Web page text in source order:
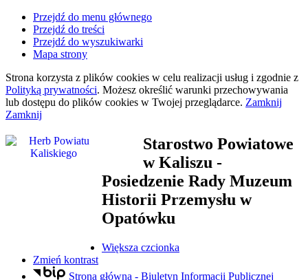
Przejdź do menu głównego
Przejdź do treści
Przejdź do wyszukiwarki
Mapa strony
Strona korzysta z plików cookies w celu realizacji usług i zgodnie z
Polityką prywatności. Możesz określić warunki przechowywania
lub dostępu do plików cookies w Twojej przeglądarce. Zamknij
Zamknij
Starostwo Powiatowe
w Kaliszu -
Posiedzenie Rady Muzeum
Historii Przemysłu w
Opatówku
Większa czcionka
Zmień kontrast
Strona główna - Biuletyn Informacji Publicznej